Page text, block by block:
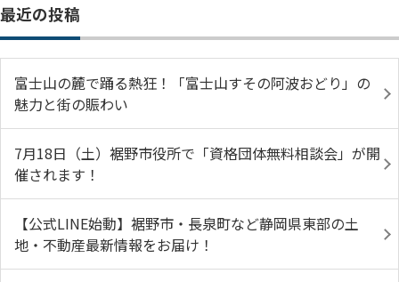
最近の投稿
富士山の麓で踊る熱狂！「富士山すその阿波おどり」の
魅力と街の賑わい
7月18日（土）裾野市役所で「資格団体無料相談会」が開
催されます！
【公式LINE始動】裾野市・長泉町など静岡県東部の土
地・不動産最新情報をお届け！